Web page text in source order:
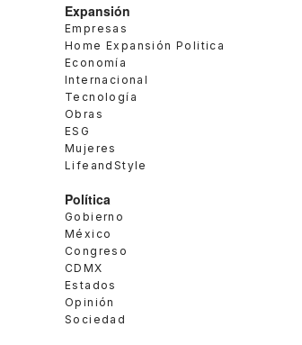
Expansión
Empresas
Home Expansión Politica
Economía
Internacional
Tecnología
Obras
ESG
Mujeres
LifeandStyle
Política
Gobierno
México
Congreso
CDMX
Estados
Opinión
Sociedad